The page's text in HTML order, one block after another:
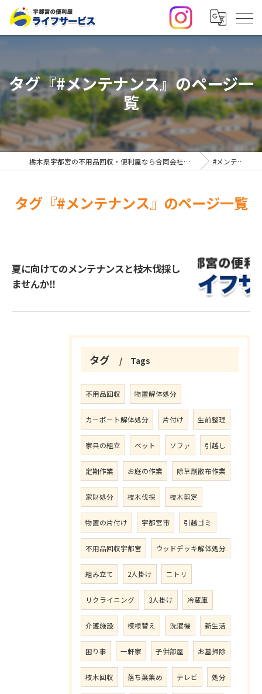
タグ『#メンテナンス』のページ一
覧
栃木県宇都宮の不用品回収・便利屋なら合同会社ライフサービス #メンテナンス
タグ『#メンテナンス』のページ一覧
夏に向けてのメンテナンスと枝木伐採し
ませんか‼️
タグ Tags
不用品回収 物置解体処分
カーポート解体処分 片付け 生前整理
家具の組立 ベット ソファ 引越し
定期作業 お庭の作業 除草剤散布作業
家財処分 枝木伐採 枝木剪定
物置の片付け 宇都宮市 引越ゴミ
不用品回収宇都宮 ウッドデッキ解体処分
組み立て 2人掛け ニトリ
リクライニング 3人掛け 冷蔵庫
介護施設 模様替え 洗濯機 新生活
困り事 一軒家 子供部屋 お墓掃除
枝木回収 落ち葉集め テレビ 処分